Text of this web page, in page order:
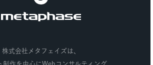
株式会社メタフェイズは、
制作を中心にWebコンサルティング、